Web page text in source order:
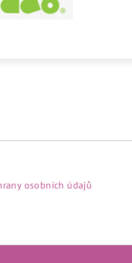
osobních údajů